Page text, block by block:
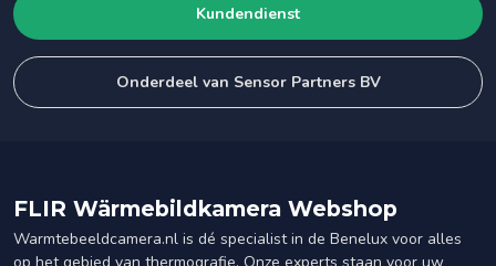
Kundendienst
Onderdeel van Sensor Partners BV
FLIR Wärmebildkamera Webshop
Warmtebeeldcamera.nl is dé specialist in de Benelux voor alles